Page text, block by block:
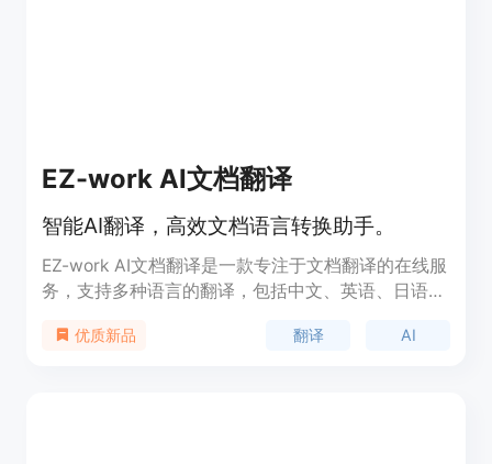
EZ-work AI文档翻译
智能AI翻译，高效文档语言转换助手。
EZ-work AI文档翻译是一款专注于文档翻译的在线服
务，支持多种语言的翻译，包括中文、英语、日语、
术，如gpt-4o-mini和deepseek-chat模型，为用户
优质新品 翻译 AI